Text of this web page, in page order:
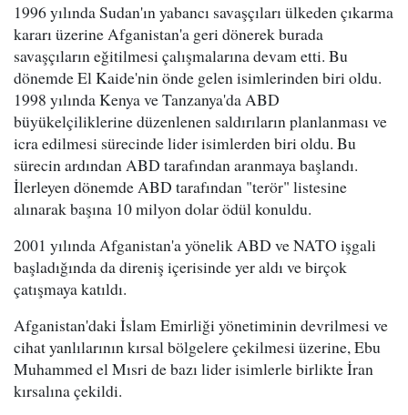
1996 yılında Sudan'ın yabancı savaşçıları ülkeden çıkarma
kararı üzerine Afganistan'a geri dönerek burada
savaşçıların eğitilmesi çalışmalarına devam etti. Bu
dönemde El Kaide'nin önde gelen isimlerinden biri oldu.
1998 yılında Kenya ve Tanzanya'da ABD
büyükelçiliklerine düzenlenen saldırıların planlanması ve
icra edilmesi sürecinde lider isimlerden biri oldu. Bu
sürecin ardından ABD tarafından aranmaya başlandı.
İlerleyen dönemde ABD tarafından "terör" listesine
alınarak başına 10 milyon dolar ödül konuldu.
2001 yılında Afganistan'a yönelik ABD ve NATO işgali
başladığında da direniş içerisinde yer aldı ve birçok
çatışmaya katıldı.
Afganistan'daki İslam Emirliği yönetiminin devrilmesi ve
cihat yanlılarının kırsal bölgelere çekilmesi üzerine, Ebu
Muhammed el Mısri de bazı lider isimlerle birlikte İran
kırsalına çekildi.